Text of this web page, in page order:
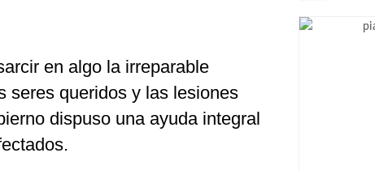
en algo la irreparable
seres queridos y las lesiones
dispuso una ayuda integral